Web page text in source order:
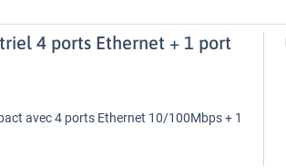
4 ports Ethernet + 1 port
avec 4 ports Ethernet 10/100Mbps + 1